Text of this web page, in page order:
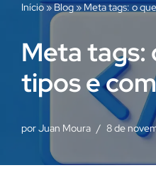
Início»Blog»Meta tags: o
Meta tags:
tipos e
porJuan Moura 8 de